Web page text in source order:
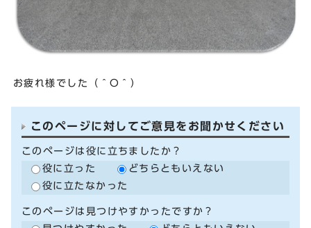
お疲れ様でした（＾O＾）
このページに対してご意見をお聞かせください
このページは役に立ちましたか？
役に立った
どちらともいえない
役に立たなかった
このページは見つけやすかったですか？